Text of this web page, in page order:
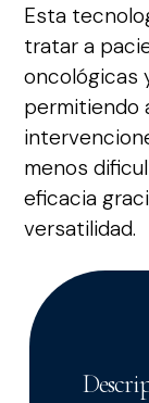
Esta
tratar a
oncológicas
permitiendo
menos
eficacia
versatilidad.